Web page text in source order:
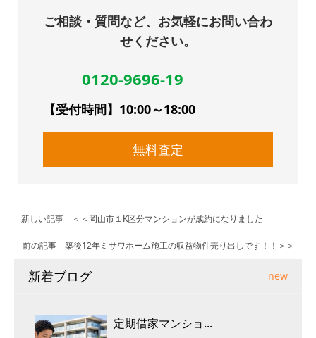
ご相談・質問など、お気軽にお問い合わ
せください。
0120-9696-19
【受付時間】10:00～18:00
無料査定
新しい記事 ＜＜ 岡山市１K区分マンションが成約になりました
前の記事 築後12年ミサワホーム施工の収益物件売り出しです！！ ＞＞
新着ブログ new
定期借家マンショ...